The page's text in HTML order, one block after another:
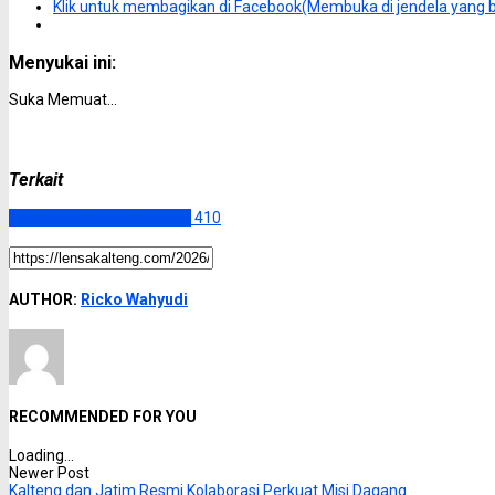
Klik untuk membagikan di Facebook(Membuka di jendela yang
Menyukai ini:
Suka Memuat...
Terkait
410
AUTHOR: Ricko Wahyudi
RECOMMENDED FOR YOU
Loading...
Newer Post
Kalteng dan Jatim Resmi Kolaborasi Perkuat Misi Dagang